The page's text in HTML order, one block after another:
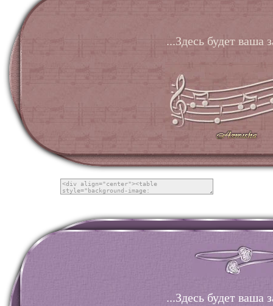
...Здесь будет ваша
...Здесь будет ваша